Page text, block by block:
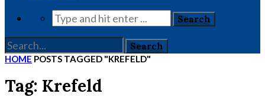
HOME POSTS TAGGED "KREFELD"
Tag: Krefeld